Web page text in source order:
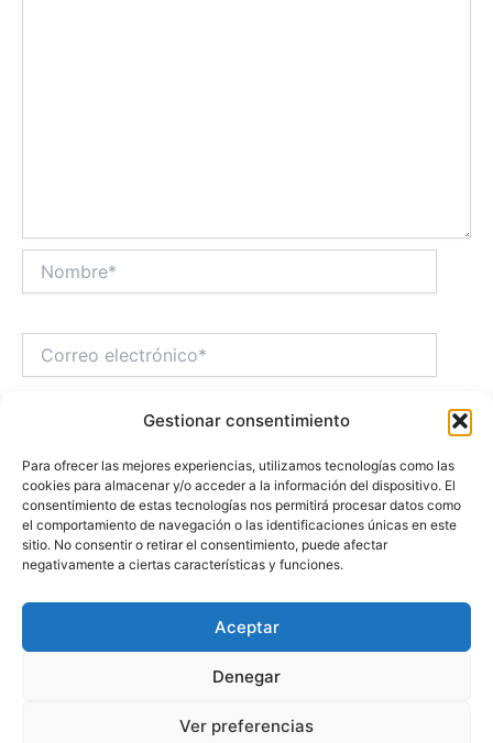
Gestionar consentimiento
Para ofrecer las mejores experiencias, utilizamos tecnologías como las
cookies para almacenar y/o acceder a la información del dispositivo. El
consentimiento de estas tecnologías nos permitirá procesar datos como
el comportamiento de navegación o las identificaciones únicas en este
sitio. No consentir o retirar el consentimiento, puede afectar
negativamente a ciertas características y funciones.
Aceptar
Denegar
Ver preferencias
electrónico*
Guarda mi nombre, correo electrónico y web en este
navegador para la próxima vez que comente.
Todos los derechos © 2012 - 2026 | El factor humano de la